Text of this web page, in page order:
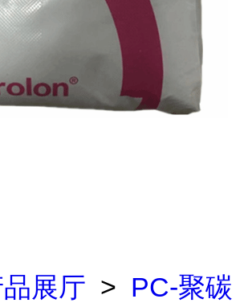
展厅 > PC-聚碳